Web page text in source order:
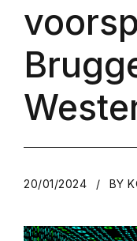
20/01/2024 BY